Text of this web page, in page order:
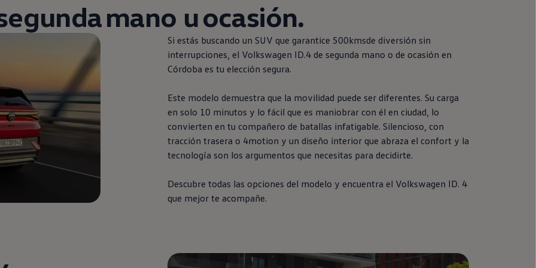
mano u ocasión.
Si estás buscando un SUV que garantice 500kmsde diversión sin
interrupciones, el Volkswagen ID.4de segunda mano o de ocasión en
Córdoba es tu elección segura.
Este modelo demuestra que la movilidad puede ser diferentes. Su carga
en solo 10 minutos y lo fácil que es maniobrar con él en ciudad, lo
convierten en tu compañero de batallas infatigable. Silencioso, con
tracción trasera o 4motion y un diseño interior que abraza el confort y la
tecnología son los argumentos que necesitas para decidirte.
Descubre todas las opciones del modelo y encuentra el Volkswagen ID. 4
que mejor te acompañe.